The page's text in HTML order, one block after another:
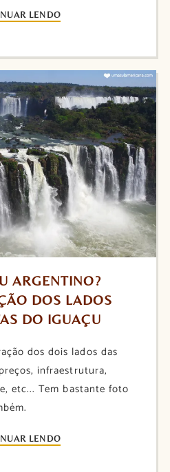
LENDO
ARGENTINO?
DOS LADOS
DO IGUAÇU
dos dois lados das
infraestrutura,
etc... Tem bastante foto
LENDO